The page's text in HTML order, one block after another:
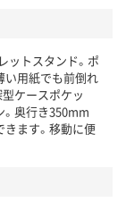
ットスタンド。ポ
い用紙でも前倒れ
ケースポケッ
。奥行き350mm
ます。移動に便